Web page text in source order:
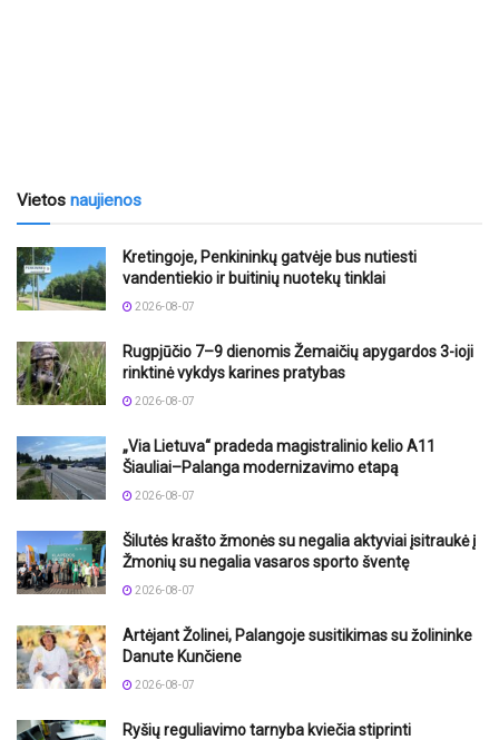
Vietos naujienos
Kretingoje, Penkininkų gatvėje bus nutiesti
vandentiekio ir buitinių nuotekų tinklai
2026-08-07
Rugpjūčio 7–9 dienomis Žemaičių apygardos 3-ioji
rinktinė vykdys karines pratybas
2026-08-07
„Via Lietuva“ pradeda magistralinio kelio A11
Šiauliai–Palanga modernizavimo etapą
2026-08-07
Šilutės krašto žmonės su negalia aktyviai įsitraukė į
Žmonių su negalia vasaros sporto šventę
2026-08-07
Artėjant Žolinei, Palangoje susitikimas su žolininke
Danute Kunčiene
2026-08-07
Ryšių reguliavimo tarnyba kviečia stiprinti